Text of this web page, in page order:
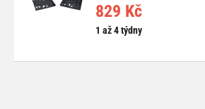
829 Kč
1 až 4 týdny